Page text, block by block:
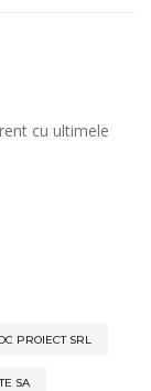
cu ultimele
PROIECT SRL
SA